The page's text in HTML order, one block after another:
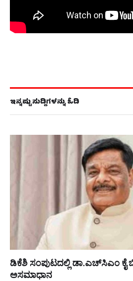
ಇನ್ನಷ್ಟು ಸುದ್ದಿಗಳನ್ನು ಓದಿ
ಡಿಕೆಶಿ ಸಂಪುಟದಲ್ಲಿ ಡಾ.ಎಚ್‌ಸಿಎಂ ಕೈ
ಅಸಮಾಧಾನ